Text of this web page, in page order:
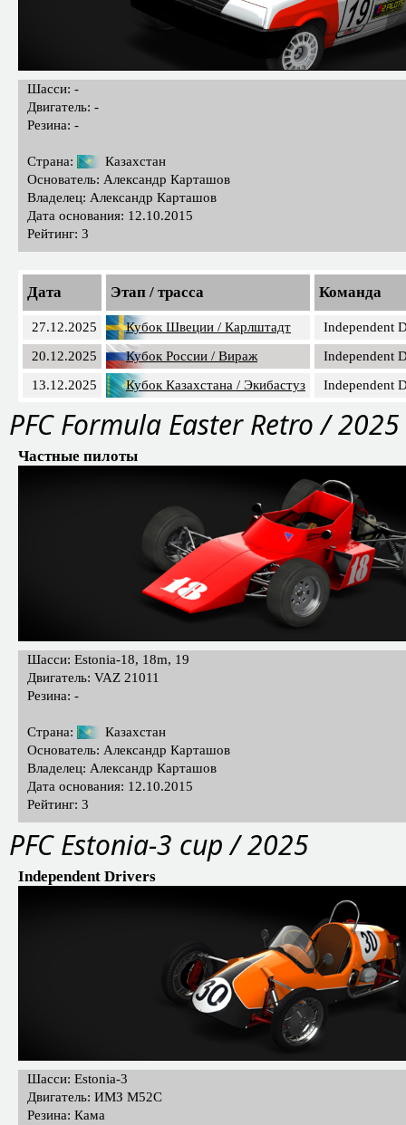
Шасси: -
Двигатель: -
Резина: -
Страна:
Казахстан
Основатель: Александр Карташов
Владелец: Александр Карташов
Дата основания: 12.10.2015
Рейтинг: 3
Дата Этап / трасса Команда
27.12.2025 Кубок Швеции / Карлштадт
Independent
20.12.2025
Кубок России / Вираж
Independent
13.12.2025
Кубок Казахстана / Экибастуз Independent
PFС Formula Easter Retro / 2025
Частные пилоты
Шасси: Estonia-18, 18m, 19
Двигатель: VAZ 21011
Резина: -
Страна:
Казахстан
Основатель: Александр Карташов
Владелец: Александр Карташов
Дата основания: 12.10.2015
Рейтинг: 3
PFС Estonia-3 cup / 2025
Independent Drivers
Шасси: Estonia-3
Двигатель: ИМЗ М52С
Резина: Кама